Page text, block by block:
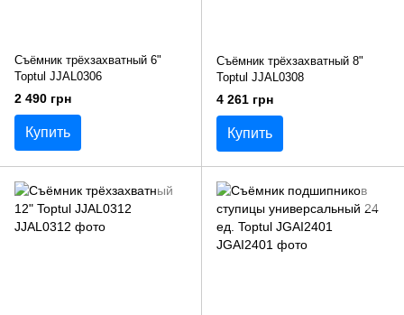
Съёмник трёхзахватный 6"
Toptul JJAL0306
2 490 грн
Купить
Съёмник трёхзахватный 8"
Toptul JJAL0308
4 261 грн
Купить